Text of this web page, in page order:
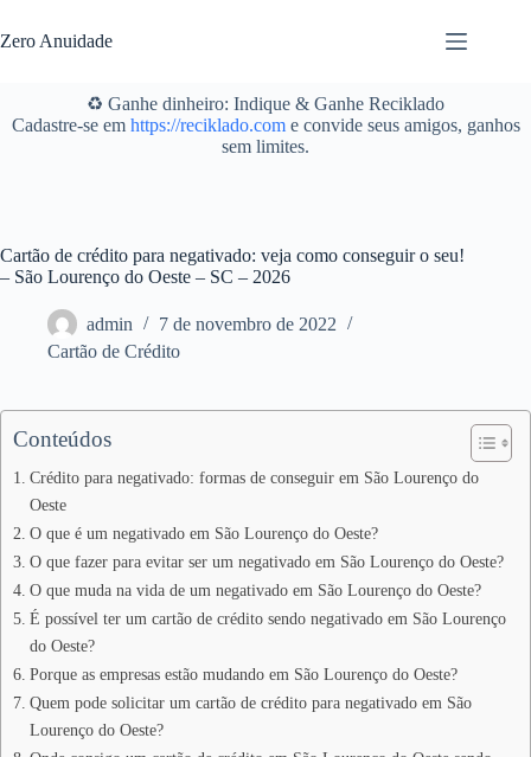
para
o
Zero Anuidade
♻️ Ganhe dinheiro: Indique & Ganhe Reciklado
Cadastre-se em https://reciklado.come convide seus amigos, ganhos
sem limites.
Cartão de crédito para negativado: veja como conseguir o seu!
– São Lourenço do Oeste – SC – 2026
admin
7 de novembro de 2022
Cartão de Crédito
Conteúdos
Crédito para negativado: formas de conseguir em São Lourenço do
Oeste
O que é um negativado em São Lourenço do Oeste?
O que fazer para evitar ser um negativado em São Lourenço do Oeste?
O que muda na vida de um negativado em São Lourenço do Oeste?
É possível ter um cartão de crédito sendo negativado em São Lourenço
do Oeste?
Porque as empresas estão mudando em São Lourenço do Oeste?
Quem pode solicitar um cartão de crédito para negativado em São
Lourenço do Oeste?